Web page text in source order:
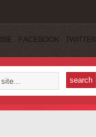
FACEBOOK TWITTER